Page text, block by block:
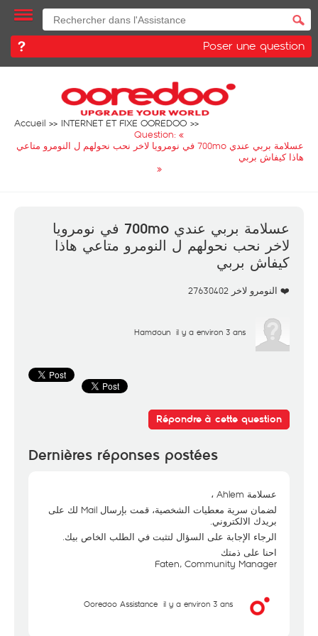
Poser une question
Accueil
INTERNET ET FIXE OOREDOO
Question: «
عسلامة بربي عندي 700mo في نومرويا لاخر نحب نحولهم ل النومرو متاعي
هاذا كيفاش بربي
»
عسلامة بربي عندي 700mo في نومرويا
لاخر نحب نحولهم ل النومرو متاعي هاذا
كيفاش بربي
❤️ النومرو لاخر 27630402
Hamdoun il y a environ 3 ans
Répondre à cette question
Dernières réponses postées
عسلامة Ahlem ،
لضمان سرية معطيات الشخصية، قمت بإرسال Mail لك على
بريدك الالكتروني.
الرجاء الإجابة على السؤال لتثبت في الطلب الخاص بيك.
احنا على ذمتك
Faten, Community Manager
Ooredoo Assistance il y a environ 3 ans